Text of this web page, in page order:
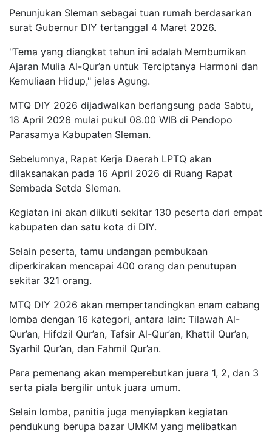
Penunjukan Sleman sebagai tuan rumah berdasarkan
surat Gubernur DIY tertanggal 4 Maret 2026.
"Tema yang diangkat tahun ini adalah Membumikan
Ajaran Mulia Al-Qur’an untuk Terciptanya Harmoni dan
Kemuliaan Hidup," jelas Agung.
MTQ DIY 2026 dijadwalkan berlangsung pada Sabtu,
18 April 2026 mulai pukul 08.00 WIB di Pendopo
Parasamya Kabupaten Sleman.
Sebelumnya, Rapat Kerja Daerah LPTQ akan
dilaksanakan pada 16 April 2026 di Ruang Rapat
Sembada Setda Sleman.
Kegiatan ini akan diikuti sekitar 130 peserta dari empat
kabupaten dan satu kota di DIY.
Selain peserta, tamu undangan pembukaan
diperkirakan mencapai 400 orang dan penutupan
sekitar 321 orang.
MTQ DIY 2026 akan mempertandingkan enam cabang
lomba dengan 16 kategori, antara lain: Tilawah Al-
Qur’an, Hifdzil Qur’an, Tafsir Al-Qur’an, Khattil Qur’an,
Syarhil Qur’an, dan Fahmil Qur’an.
Para pemenang akan memperebutkan juara 1, 2, dan 3
serta piala bergilir untuk juara umum.
Selain lomba, panitia juga menyiapkan kegiatan
pendukung berupa bazar UMKM yang melibatkan